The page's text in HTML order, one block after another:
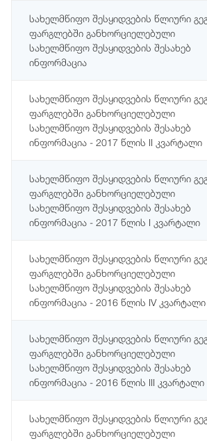
სახელმწიფო შესყიდვების წლიური
ფარგლებში განხორციელებული
სახელმწიფო შესყიდვების შესახებ
ინფორმაცია
სახელმწიფო შესყიდვების წლიური
ფარგლებში განხორციელებული
სახელმწიფო შესყიდვების შესახებ
ინფორმაცია - 2017 წლის II კვარტალი
სახელმწიფო შესყიდვების წლიური
ფარგლებში განხორციელებული
სახელმწიფო შესყიდვების შესახებ
ინფორმაცია - 2017 წლის I კვარტალი
სახელმწიფო შესყიდვების წლიური
ფარგლებში განხორციელებული
სახელმწიფო შესყიდვების შესახებ
ინფორმაცია - 2016 წლის IV კვარტალი
სახელმწიფო შესყიდვების წლიური
ფარგლებში განხორციელებული
სახელმწიფო შესყიდვების შესახებ
ინფორმაცია - 2016 წლის III კვარტალი
სახელმწიფო შესყიდვების წლიური
ფარგლებში განხორციელებული